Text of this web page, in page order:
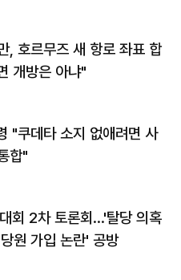
, 호르무즈 새 항로 좌표 합
개방은 아냐"
"쿠데타 소지 없애려면 사
합"
회 2차 토론회…'탈당 의혹
원 가입 논란' 공방